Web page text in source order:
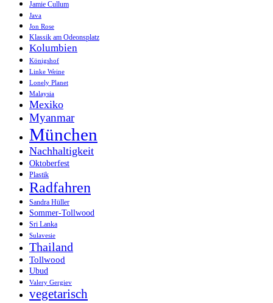
Jamie Cullum
Java
Jon Rose
Klassik am Odeonsplatz
Kolumbien
Königshof
Linke Weine
Lonely Planet
Malaysia
Mexiko
Myanmar
München
Nachhaltigkeit
Oktoberfest
Plastik
Radfahren
Sandra Hüller
Sommer-Tollwood
Sri Lanka
Sulavesie
Thailand
Tollwood
Ubud
Valery Gergiev
vegetarisch